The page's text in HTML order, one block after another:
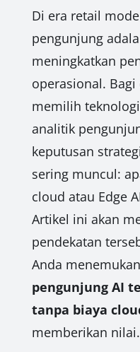
Di era retail
pengunjung
meningkatkan
operasional.
memilih
analitik
keputusan
sering muncul:
cloud atau Edge
Artikel ini akan
pendekatan
Anda menemukan
pengunjung AI
tanpa biaya
memberikan nilai.